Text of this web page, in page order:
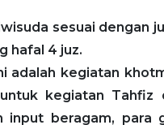
sesuai dengan
hafal 4 juz.
adalah kegiatan
kegiatan Tahfiz
input beragam, para